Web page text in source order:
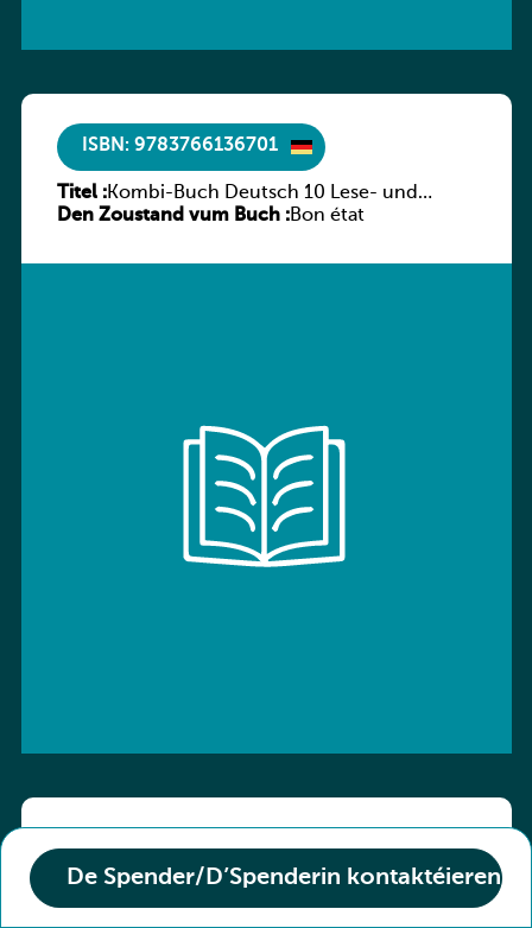
De Spender/D’Spenderin kontaktéieren
ISBN: 9783766136701
Titel :Kombi-Buch Deutsch 10 Lese- und
Sprachbuch
Den Zoustand vum Buch :Bon état
ISBN: 9783766136800